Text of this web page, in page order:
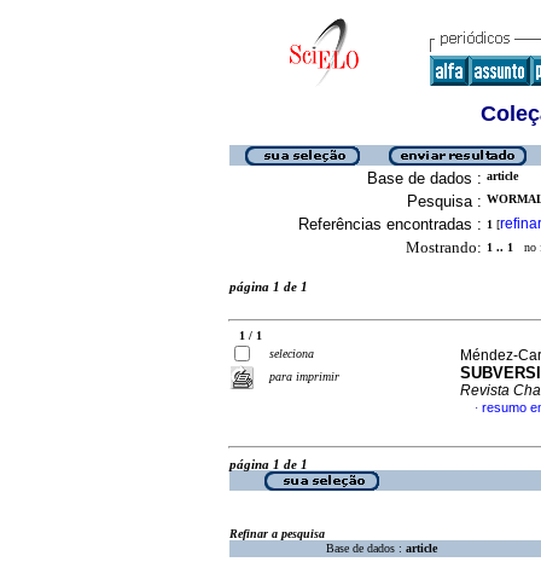
Base de dados : article
Pesquisa :
Referências encontradas : 1 [refinar
Mostrando: 1 .. 1 no
página 1 de 1
1 / 1
seleciona
para imprimir
Méndez-
Revista
· resumo
página 1 de 1
Refinar a pesquisa
Base de dados : article